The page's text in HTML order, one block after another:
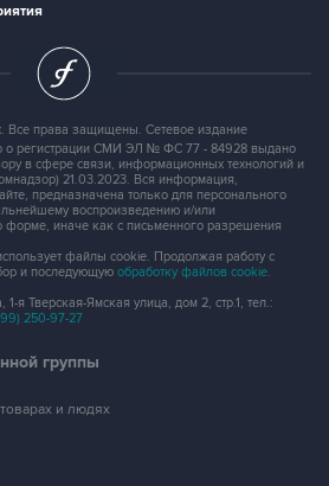
Все права защищены. Сетевое издание
о регистрации СМИ ЭЛ № ФС 77 - 84928 выдано
в сфере связи, информационных технологий и
21.03.2023. Вся информация,
предназначена только для персонального
воспроизведению и/или
форме, иначе как с письменного разрешения
файлы cookie. Продолжая работу с
и последующую обработку файлов cookie.
я Тверская-Ямская улица, дом 2, стр.1, тел.:
250-97-27
группы
и людях